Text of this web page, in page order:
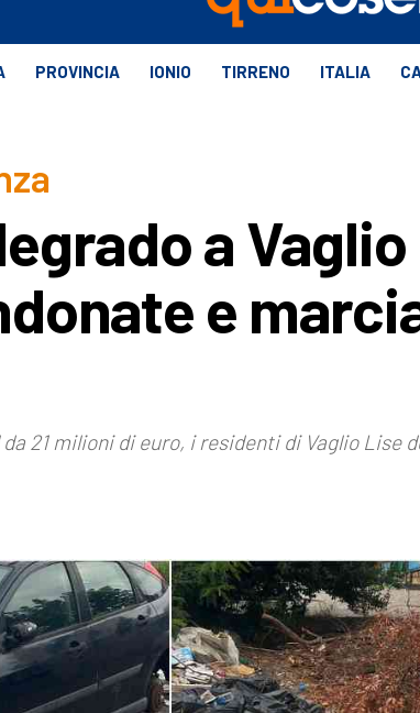
PROVINCIA IONIO TIRRENO ITALIA
a
e
21 milioni di euro, i residenti di Vaglio Lise